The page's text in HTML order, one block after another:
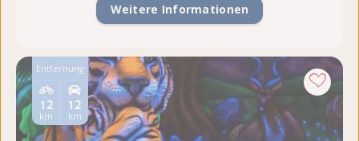
Weitere Informationen
Entfernung
12
km
12
km